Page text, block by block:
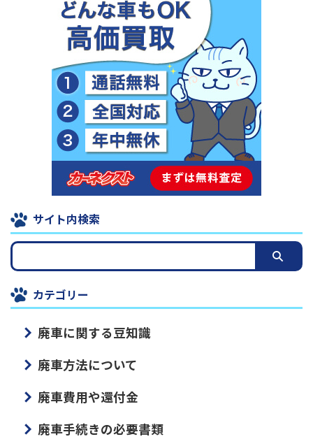
サイト内検索
カテゴリー
廃車に関する豆知識
廃車方法について
廃車費用や還付金
廃車手続きの必要書類